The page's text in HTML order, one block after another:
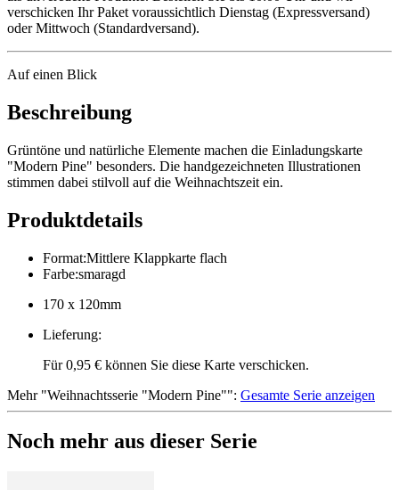
verschicken Ihr Paket voraussichtlich Dienstag (Expressversand)
oder Mittwoch (Standardversand).
Auf einen Blick
Beschreibung
Grüntöne und natürliche Elemente machen die Einladungskarte
"Modern Pine" besonders. Die handgezeichneten Illustrationen
stimmen dabei stilvoll auf die Weihnachtszeit ein.
Produktdetails
Format:Mittlere Klappkarte flach
Farbe:smaragd
170 x 120mm
Lieferung:
Für 0,95 € können Sie diese Karte verschicken.
Mehr"Weihnachtsserie "Modern Pine"": Gesamte Serie anzeigen
Noch mehr aus dieser Serie